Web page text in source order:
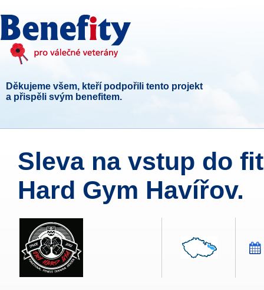
Děkujeme všem, kteří podpořili tento projekt
a přispěli svým benefitem.
Sleva na vstup do
Hard Gym Havířov.